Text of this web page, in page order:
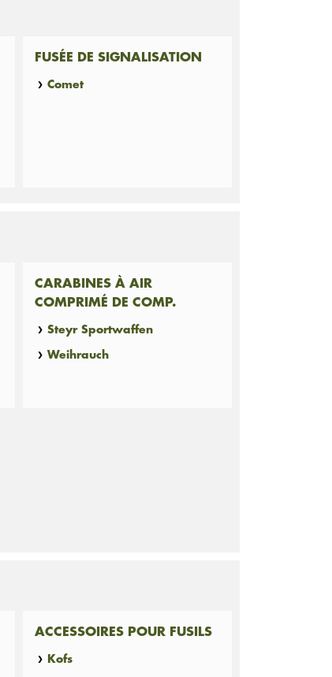
FUSÉE DE SIGNALISATION
Comet
CARABINES À AIR
COMPRIMÉ DE COMP.
Steyr Sportwaffen
Weihrauch
ACCESSOIRES POUR FUSILS
Kofs